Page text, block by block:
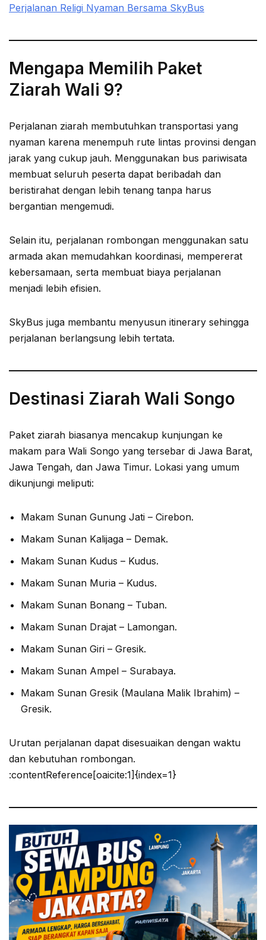
Perjalanan Religi Nyaman Bersama SkyBus
Mengapa Memilih Paket
Ziarah Wali 9?
Perjalanan ziarah membutuhkan transportasi yang
nyaman karena menempuh rute lintas provinsi dengan
jarak yang cukup jauh. Menggunakan bus pariwisata
membuat seluruh peserta dapat beribadah dan
beristirahat dengan lebih tenang tanpa harus
bergantian mengemudi.
Selain itu, perjalanan rombongan menggunakan satu
armada akan memudahkan koordinasi, mempererat
kebersamaan, serta membuat biaya perjalanan
menjadi lebih efisien.
SkyBus juga membantu menyusun itinerary sehingga
perjalanan berlangsung lebih tertata.
Destinasi Ziarah Wali Songo
Paket ziarah biasanya mencakup kunjungan ke
makam para Wali Songo yang tersebar di Jawa Barat,
Jawa Tengah, dan Jawa Timur. Lokasi yang umum
dikunjungi meliputi:
Makam Sunan Gunung Jati – Cirebon.
Makam Sunan Kalijaga – Demak.
Makam Sunan Kudus – Kudus.
Makam Sunan Muria – Kudus.
Makam Sunan Bonang – Tuban.
Makam Sunan Drajat – Lamongan.
Makam Sunan Giri – Gresik.
Makam Sunan Ampel – Surabaya.
Makam Sunan Gresik (Maulana Malik Ibrahim) –
Gresik.
Urutan perjalanan dapat disesuaikan dengan waktu
dan kebutuhan rombongan.
:contentReference[oaicite:1]{index=1}